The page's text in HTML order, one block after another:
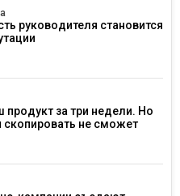
руководителя становится
продукт за три недели. Но
не сможет